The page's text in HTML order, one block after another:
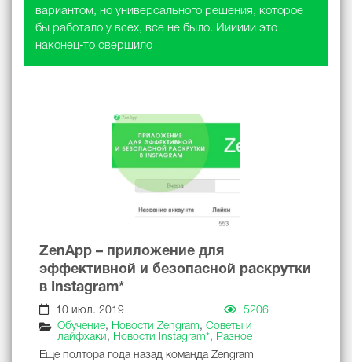
вариантом, но универсального решения, которое
бы работало у всех, все не было. Ииииии это
наконец-то свершило
ZenApp – приложение для
эффективной и безопасной раскрутки
в Instagram*
10 июл. 2019
5206
Обучение, Новости Zengram, Советы и
лайфхаки , Новости Instagram*, Разное
Еще полтора года назад команда Zengram